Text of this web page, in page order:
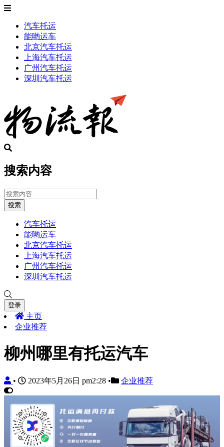
汽车托运
能哟运车
北京汽车托运
上海汽车托运
广州汽车托运
深圳汽车托运
搜索内容
搜索
汽车托运
能哟运车
北京汽车托运
上海汽车托运
广州汽车托运
深圳汽车托运
登录
主页
企业推荐
柳州哪里有托运汽车
• 2023年5月26日 pm2:28 • 企业推荐